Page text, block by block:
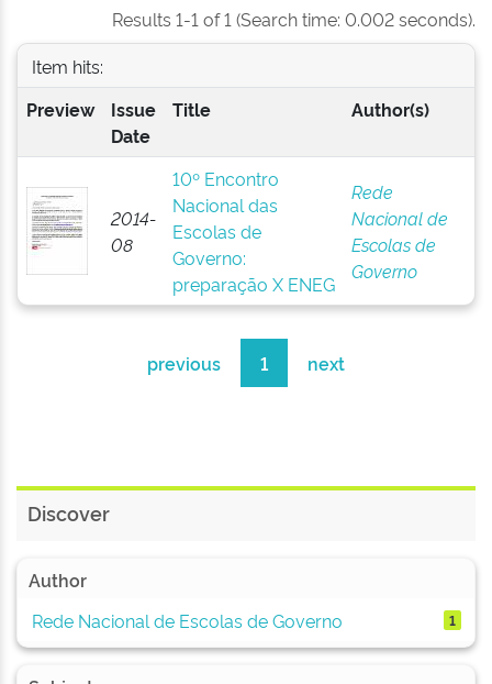
Results 1-1 of 1 (Search time: 0.002 seconds).
Item hits:
Preview
Issue
Date
Title Author(s)
2014-
08
10º Encontro
Nacional das
Escolas de
Governo:
preparação X ENEG
Rede
Nacional de
Escolas de
Governo
previous 1 next
Discover
Author
Rede Nacional de Escolas de Governo
1